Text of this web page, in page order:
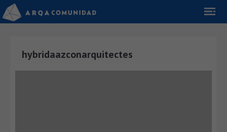
hybridaazconarquitectes